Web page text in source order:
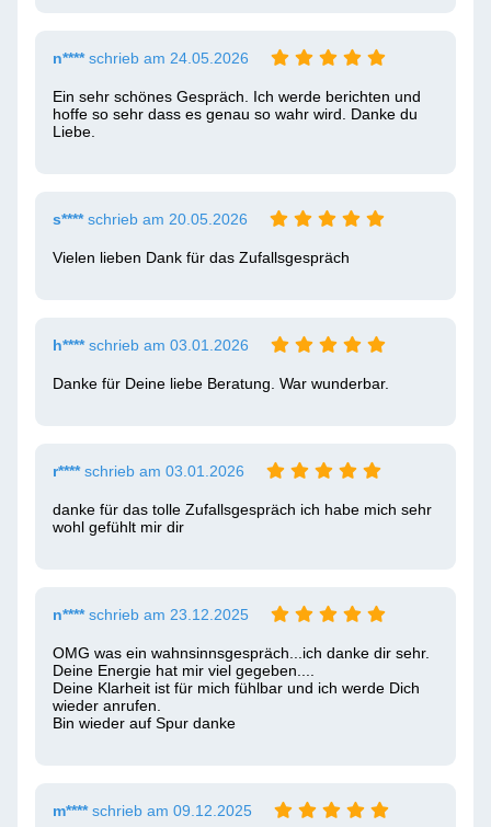
n****schrieb am 24.05.2026
Ein sehr schönes Gespräch. Ich werde berichten und
hoffe so sehr dass es genau so wahr wird. Danke du
Liebe.
s****schrieb am 20.05.2026
Vielen lieben Dank für das Zufallsgespräch
h****schrieb am 03.01.2026
Danke für Deine liebe Beratung. War wunderbar.
r****schrieb am 03.01.2026
danke für das tolle Zufallsgespräch ich habe mich sehr
wohl gefühlt mir dir
n****schrieb am 23.12.2025
OMG was ein wahnsinnsgespräch...ich danke dir sehr.
Deine Energie hat mir viel gegeben....
Deine Klarheit ist für mich fühlbar und ich werde Dich
wieder anrufen.
Bin wieder auf Spur danke
m****schrieb am 09.12.2025